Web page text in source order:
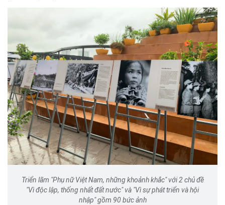
Triển lãm "Phụ nữ Việt Nam, những khoảnh khắc" với 2 chủ đề
"Vì độc lập, thống nhất đất nước" và "Vì sự phát triển và hội
nhập" gồm 90 bức ảnh